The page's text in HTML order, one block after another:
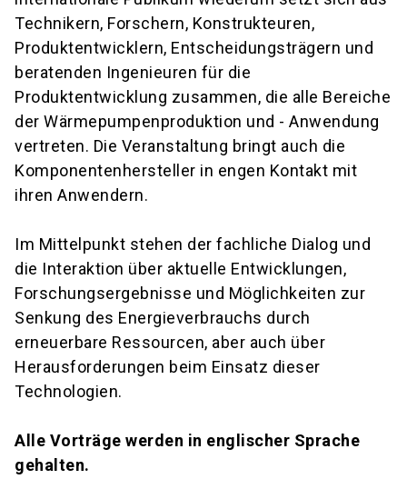
Technikern, Forschern, Konstrukteuren,
Produktentwicklern, Entscheidungsträgern und
beratenden Ingenieuren für die
Produktentwicklung zusammen, die alle Bereiche
der Wärmepumpenproduktion und - Anwendung
vertreten. Die Veranstaltung bringt auch die
Komponentenhersteller in engen Kontakt mit
ihren Anwendern.
Im Mittelpunkt stehen der fachliche Dialog und
die Interaktion über aktuelle Entwicklungen,
Forschungsergebnisse und Möglichkeiten zur
Senkung des Energieverbrauchs durch
erneuerbare Ressourcen, aber auch über
Herausforderungen beim Einsatz dieser
Technologien.
Alle Vorträge werden in englischer Sprache
gehalten.